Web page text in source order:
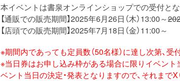
本イベントは書泉オンラインショップでの受付とな
【通販での販売期間】2025年6月26日（木）13:00～
【店頭での販売期間】2025年7月18日（金）11:00～
※期間内であっても定員数（50名様）に達し次第、受
※当日券はお申し込み枠がある場合に限りイベント
ベント当日の決定・発表となりますので、それまで